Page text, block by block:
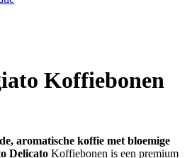
Koffiebonen
aromatische koffie met bloemige
Delicato Koffiebonen is een premium